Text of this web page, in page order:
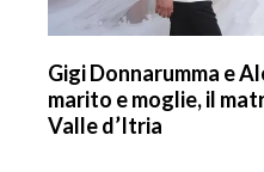
Gigi Donnarumma e
marito e moglie, il
Valle d’Itria